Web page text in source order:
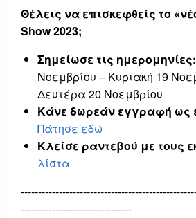
Θέλεις να επισκεφθείς το
Show 2023;
Σημείωσε τις ημερομηνίες:
Νοεμβρίου – Κυριακή 19
Δευτέρα 20 Νοεμβρίου
Κάνε δωρεάν εγγραφή ως
Πάτησε εδώ
Κλείσε ραντεβού με τους
λίστα
--------------------------------